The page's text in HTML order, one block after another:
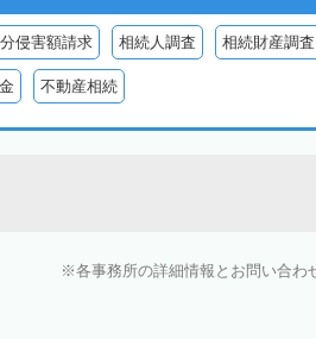
町 古宇郡泊村 古宇郡神恵内村 古
川村 空知郡南幌町 空知郡奈井江町
知郡南富良野町
上川郡下川町 上川郡新得町 上
侵害額請求 相続人調査 相続財産調査
不動産相続
各事務所の詳細情報とお問い合わ